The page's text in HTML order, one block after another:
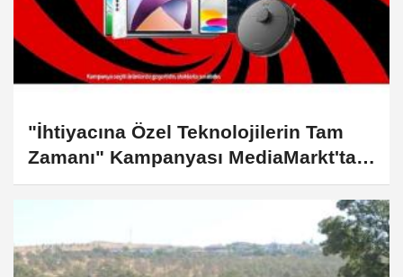
"İhtiyacına Özel Teknolojilerin Tam
Zamanı" Kampanyası MediaMarkt'ta
Başladı!